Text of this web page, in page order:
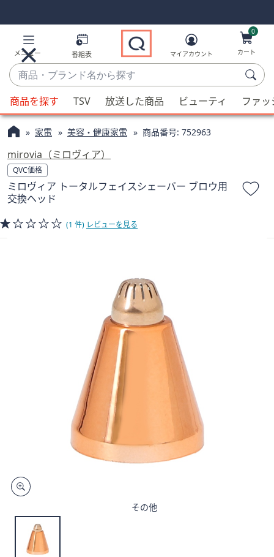
Links
Links2
メニュー 番組表
商
品・
ブ
ラ
ン
名
か
ら
探
す
候
補
が
利
用
可
能
な
合、
ス
で
右
マイアカウント
0
カート
商品を探す TSV 放送した商品 ビューティ ファ
家電 美容・健康家電 商品番号: 752963
mirovia（ミロヴィア）
QVC価格
ミロヴィア トータルフェイスシェーバー ブロウ用
交換ヘッド
(1 件) レビューを見る
その他